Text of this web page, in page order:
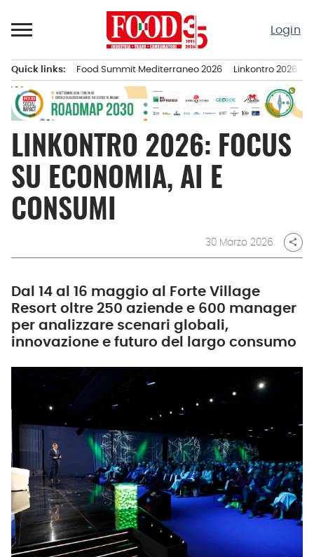
al
Login
principale
Quick links: Food Summit Mediterraneo 2026 Linkontro 2026
LINKONTRO 2026: FOCUS
SU ECONOMIA, AI E
CONSUMI
30 Marzo 2026 share
Dal 14 al 16 maggio al Forte Village
Resort oltre 250 aziende e 600 manager
per analizzare scenari globali,
innovazione e futuro del largo consumo